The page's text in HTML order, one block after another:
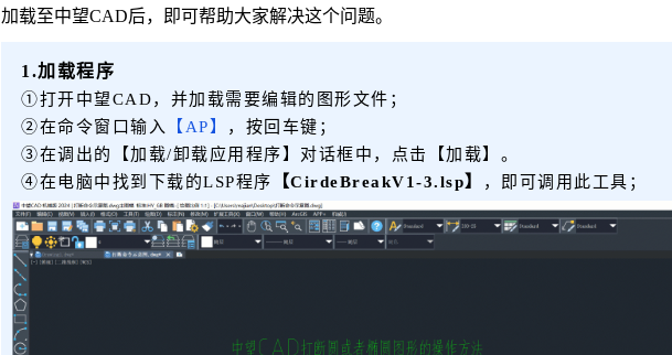
加载至中望CAD后，即可帮助大家解决这个问题。
1.加载程序
①打开中望CAD，并加载需要编辑的图形文件；
②在命令窗口输入
【AP】
，按回车键；
③在调出的【加载/卸载应用程序】对话框中，点击【加载】。
④在电脑中找到下载的LSP程序 【CirdeBreakV1-3.lsp】 ，即可调用此工具；